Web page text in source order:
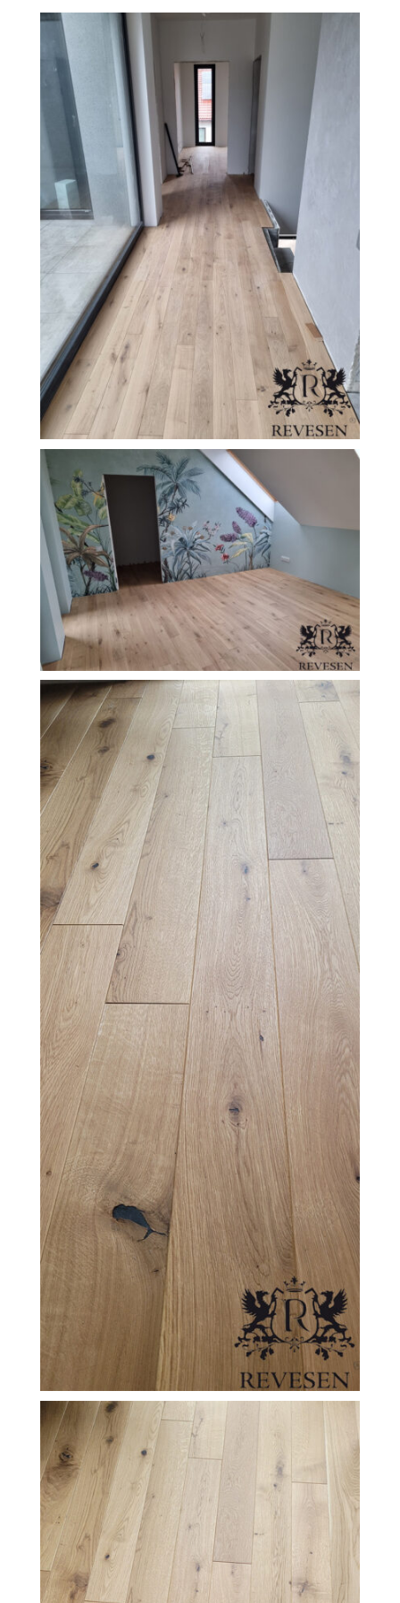
Revesen
Kolekcie
Trieda Podláh
Záštitu
Cennik
Galéria
Záruka
FILEXO
Kontakt